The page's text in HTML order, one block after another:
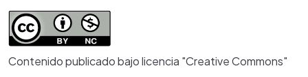
Contenido publicado bajo licencia "Creative Commons"